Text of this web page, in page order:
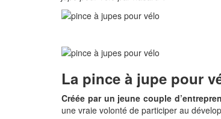
La pince à jupe pour
Créée par un jeune couple
une vraie volonté de participer au